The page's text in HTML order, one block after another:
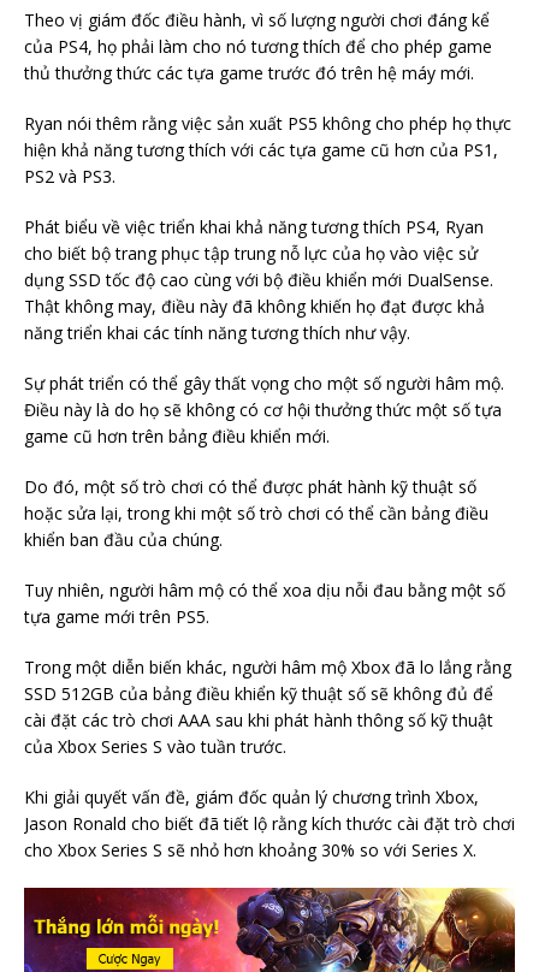
Theo vị giám đốc điều hành, vì số lượng người chơi đáng kể
của PS4, họ phải làm cho nó tương thích để cho phép game
thủ thưởng thức các tựa game trước đó trên hệ máy mới.
Ryan nói thêm rằng việc sản xuất PS5 không cho phép họ thực
hiện khả năng tương thích với các tựa game cũ hơn của PS1,
PS2 và PS3.
Phát biểu về việc triển khai khả năng tương thích PS4, Ryan
cho biết bộ trang phục tập trung nỗ lực của họ vào việc sử
dụng SSD tốc độ cao cùng với bộ điều khiển mới DualSense.
Thật không may, điều này đã không khiến họ đạt được khả
năng triển khai các tính năng tương thích như vậy.
Sự phát triển có thể gây thất vọng cho một số người hâm mộ.
Điều này là do họ sẽ không có cơ hội thưởng thức một số tựa
game cũ hơn trên bảng điều khiển mới.
Do đó, một số trò chơi có thể được phát hành kỹ thuật số
hoặc sửa lại, trong khi một số trò chơi có thể cần bảng điều
khiển ban đầu của chúng.
Tuy nhiên, người hâm mộ có thể xoa dịu nỗi đau bằng một số
tựa game mới trên PS5.
Trong một diễn biến khác, người hâm mộ Xbox đã lo lắng rằng
SSD 512GB của bảng điều khiển kỹ thuật số sẽ không đủ để
cài đặt các trò chơi AAA sau khi phát hành thông số kỹ thuật
của Xbox Series S vào tuần trước.
Khi giải quyết vấn đề, giám đốc quản lý chương trình Xbox,
Jason Ronald cho biết đã tiết lộ rằng kích thước cài đặt trò chơi
cho Xbox Series S sẽ nhỏ hơn khoảng 30% so với Series X.